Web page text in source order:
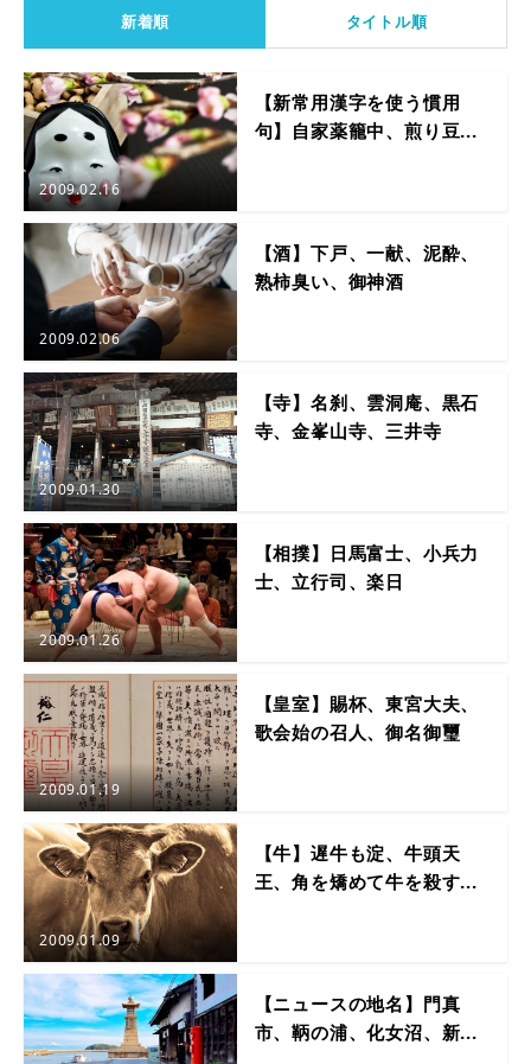
新着順 タイトル順
2009.02.16
【新常用漢字を使う慣用
句】自家薬籠中、煎り豆...
2009.02.06
【酒】下戸、一献、泥酔、
熟柿臭い、御神酒
2009.01.30
【寺】名刹、雲洞庵、黒石
寺、金峯山寺、三井寺
2009.01.26
【相撲】日馬富士、小兵力
士、立行司、楽日
2009.01.19
【皇室】賜杯、東宮大夫、
歌会始の召人、御名御璽
2009.01.09
【牛】遅牛も淀、牛頭天
王、角を矯めて牛を殺す...
【ニュースの地名】門真
市、鞆の浦、化女沼、新...